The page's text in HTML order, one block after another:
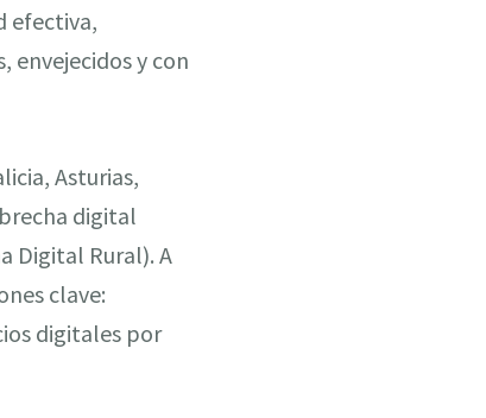
efectiva,
envejecidos y con
Asturias,
digital
Digital Rural). A
clave:
digitales por